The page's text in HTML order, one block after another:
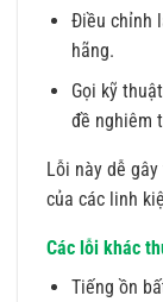
Điều chỉnh
hãng.
Gọi kỹ
đề nghiêm
Lỗi này dễ
của các linh
Các lỗi khác
Tiếng ồn